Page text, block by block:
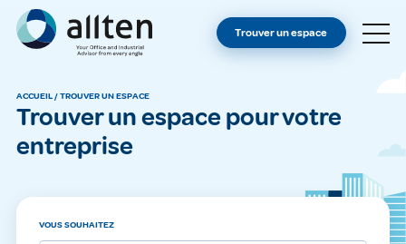
Allten
TROUVER UN ESPACE
CONTACT
Trouver un espace
ACCUEIL/TROUVER UN ESPACE
Trouver un espace pour votre
entreprise
VOUS SOUHAITEZ